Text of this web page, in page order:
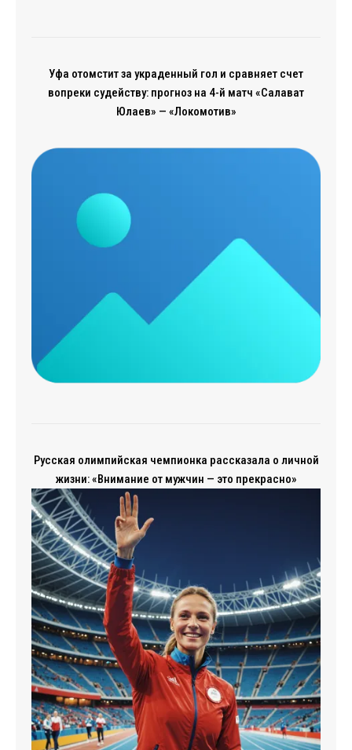
Уфа отомстит за украденный гол и сравняет счет
вопреки судейству: прогноз на 4-й матч «Салават
Юлаев» — «Локомотив»
Русская олимпийская чемпионка рассказала о личной
жизни: «Внимание от мужчин — это прекрасно»